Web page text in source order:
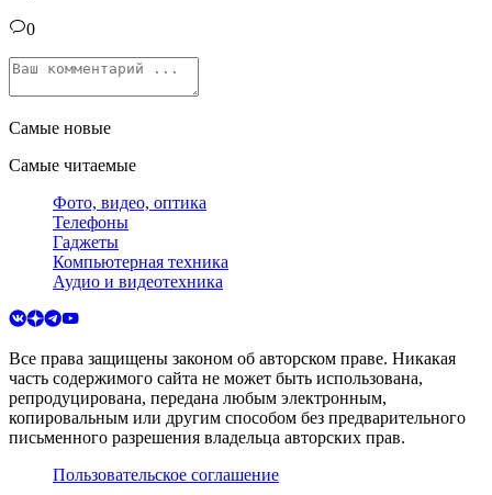
0
Самые новые
Самые читаемые
Фото, видео, оптика
Телефоны
Гаджеты
Компьютерная техника
Аудио и видеотехника
Все права защищены законом об авторском праве. Никакая
часть содержимого сайта не может быть использована,
репродуцирована, передана любым электронным,
копировальным или другим способом без предварительного
письменного разрешения владельца авторских прав.
Пользовательское соглашение